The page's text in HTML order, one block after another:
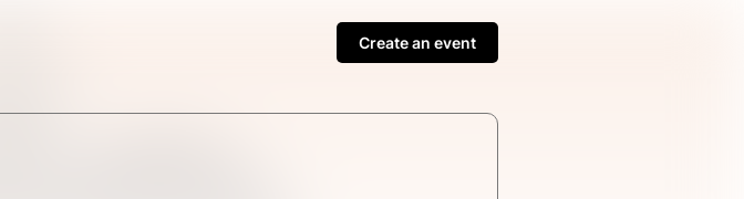
Create an event